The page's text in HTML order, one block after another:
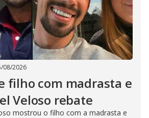
08/2026
filho com madrasta e
Veloso rebate
mostrou o filho com a madrasta e